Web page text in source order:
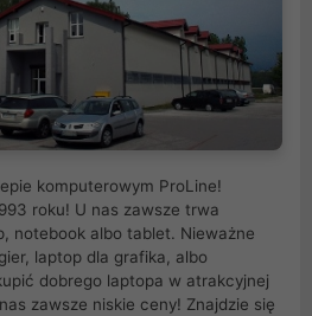
komputerowym ProLine!
roku! U nas zawsze trwa
notebook albo tablet. Nieważne
laptop dla grafika, albo
dobrego laptopa w atrakcyjnej
zawsze niskie ceny! Znajdzie się